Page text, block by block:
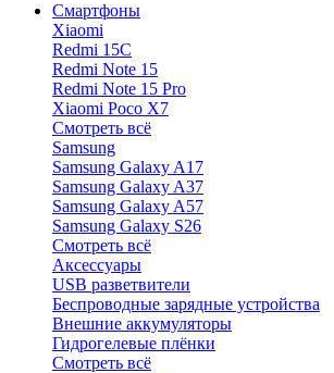
Смартфоны
Xiaomi
Redmi 15C
Redmi Note 15
Redmi Note 15 Pro
Xiaomi Poco X7
Смотреть всё
Samsung
Samsung Galaxy A17
Samsung Galaxy A37
Samsung Galaxy A57
Samsung Galaxy S26
Смотреть всё
Аксессуары
USB разветвители
Беспроводные зарядные устройства
Внешние аккумуляторы
Гидрогелевые плёнки
Смотреть всё